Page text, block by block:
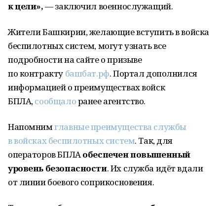
к цели»,— заключил военнослужащий.
Жители Башкирии, желающие вступить в войска
беспилотных систем, могут узнать все
подробности на сайте о призыве
по контракту башбат.рф. Портал дополнился
информацией о преимуществах войск
БПЛА,сообщалоранее агентство.
Напомнимглавные преимущества службы
в войсках беспилотных систем. Так, для
операторов БПЛАобеспечен повышенный
уровень безопасности. Их служба идёт вдали
от линии боевого соприкосновения.